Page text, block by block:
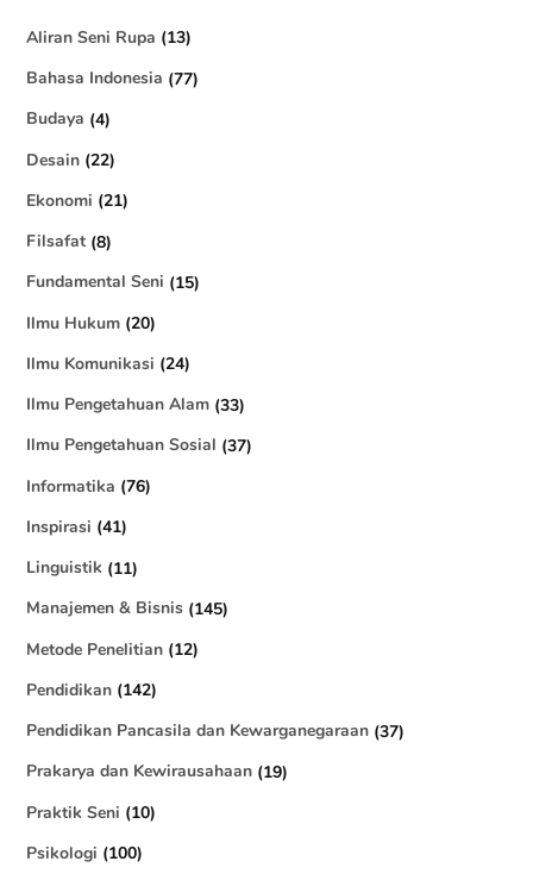
Aliran Seni Rupa (13)
Bahasa Indonesia (77)
Budaya (4)
Desain (22)
Ekonomi (21)
Filsafat (8)
Fundamental Seni (15)
Ilmu Hukum (20)
Ilmu Komunikasi (24)
Ilmu Pengetahuan Alam (33)
Ilmu Pengetahuan Sosial (37)
Informatika (76)
Inspirasi (41)
Linguistik (11)
Manajemen & Bisnis (145)
Metode Penelitian (12)
Pendidikan (142)
Pendidikan Pancasila dan Kewarganegaraan (37)
Prakarya dan Kewirausahaan (19)
Praktik Seni (10)
Psikologi (100)